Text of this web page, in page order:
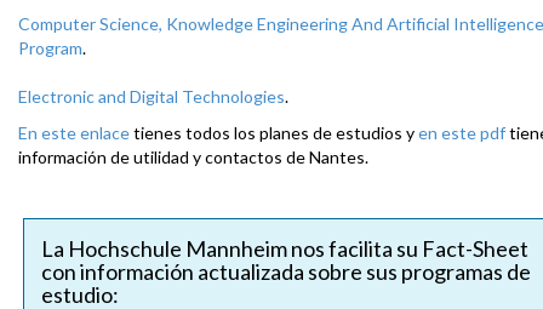
Computer Science, Knowledge Engineering And Artificial Intelligence
Program.
Electronic and Digital Technologies.
En este enlacetienes todos los planes de estudios yen este pdf
información de utilidad y contactos de Nantes.
La Hochschule Mannheim nos facilita su Fact-Sheet
con información actualizada sobre sus programas de
estudio: